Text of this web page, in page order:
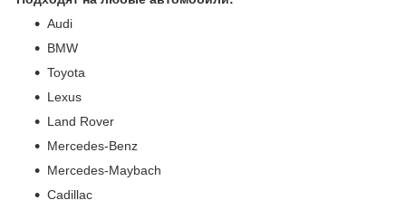
Audi
BMW
Toyota
Lexus
Land Rover
Mercedes-Benz
Mercedes-Maybach
Cadillac